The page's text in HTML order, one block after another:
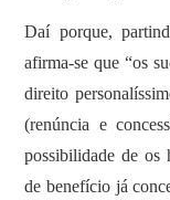
Daí porque,
afirma-se que “os
direito
(renúncia e
possibilidade de os
de benefício já